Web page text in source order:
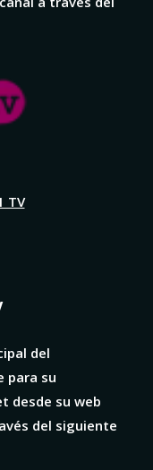
TV
del
para su
desde su web
del siguiente